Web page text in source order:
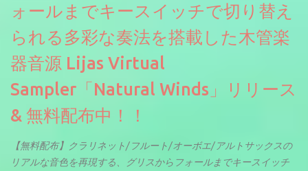
ォールまでキースイッチで切り替え
られる多彩な奏法を搭載した木管楽
器音源 Lijas Virtual
Sampler「Natural Winds」リリース
& 無料配布中！！
【無料配布】クラリネット/フルート/オーボエ/アルトサックスの
リアルな音色を再現する、グリスからフォールまでキースイッチ